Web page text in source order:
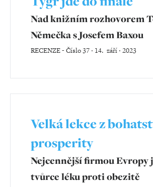
Nad knižním rozhovorem
Němečka s Josefem Baxou
RECENZE-Číslo 37 ‧ 14. září ‧ 2023
Velká lekce z
prosperity
Nejcennější firmou Evropy
tvůrce léku proti obezitě